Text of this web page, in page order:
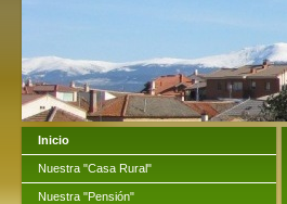
Inicio
Nuestra "Casa Rural"
Nuestra "Pensión"